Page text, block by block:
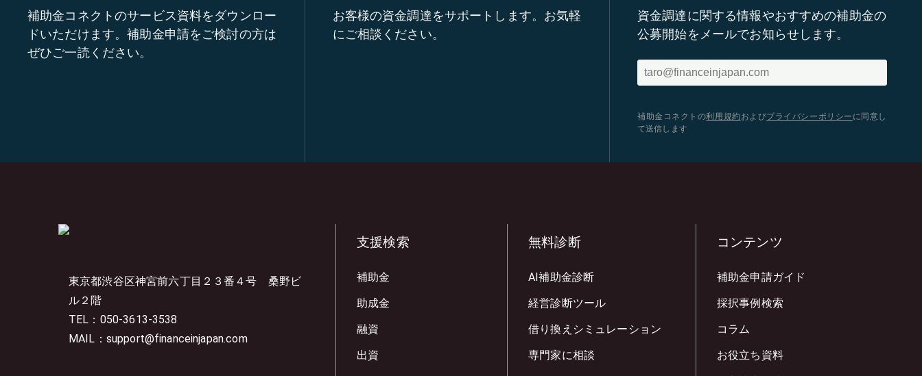
補助金コネクトのサービス資料をダウンロー
ドいただけます。補助金申請をご検討の方は
ぜひご一読ください。
お客様の資金調達をサポートします。お気軽
にご相談ください。
資金調達に関する情報やおすすめの補助金の
公募開始をメールでお知らせします。
補助金コネクトの利用規約 およびプライバシーポリシー に同意し
て送信します
東京都渋谷区神宮前六丁目２３番４号 桑野ビ
ル２階
TEL：050-3613-3538
MAIL：support@financeinjapan.com
支援検索
補助金
助成金
融資
出資
無料診断
AI補助金診断
経営診断ツール
借り換えシミュレーション
専門家に相談
コンテンツ
補助金申請ガイド
採択事例検索
コラム
お役立ち資料